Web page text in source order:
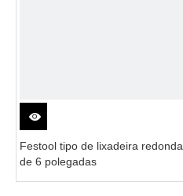
Festool tipo de lixadeira redonda
de 6 polegadas